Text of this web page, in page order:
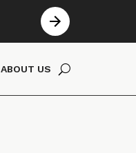
ABOUT US